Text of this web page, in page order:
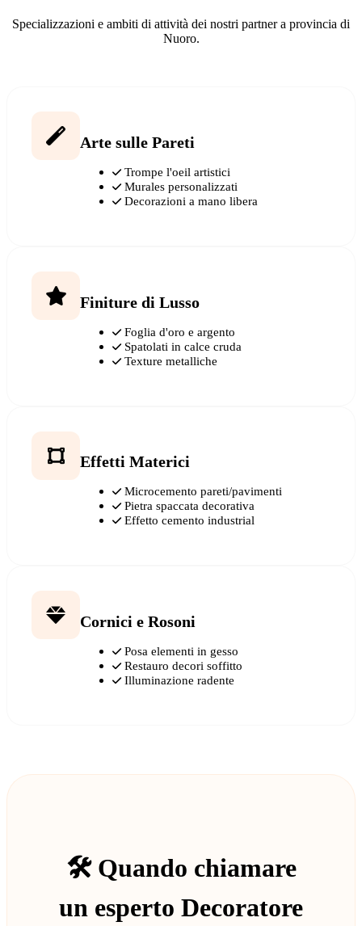
Specializzazioni e ambiti di attività dei nostri partner a provincia di
Nuoro.
Arte sulle Pareti
Trompe l'oeil artistici
Murales personalizzati
Decorazioni a mano libera
Finiture di Lusso
Foglia d'oro e argento
Spatolati in calce cruda
Texture metalliche
Effetti Materici
Microcemento pareti/pavimenti
Pietra spaccata decorativa
Effetto cemento industrial
Cornici e Rosoni
Posa elementi in gesso
Restauro decori soffitto
Illuminazione radente
🛠️ Quando chiamare
un esperto Decoratore